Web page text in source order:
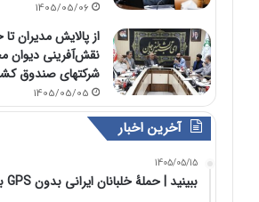
1405/05/06
از پالایش مدیران
نقش‌آفرینی دیوان
شرکتهای صندوق
1405/05/05
آخرین اخبار
1405/05/15
ببینید | حملۀ خلبانان ایرانی بدون GPS به پایگاه آمریکا